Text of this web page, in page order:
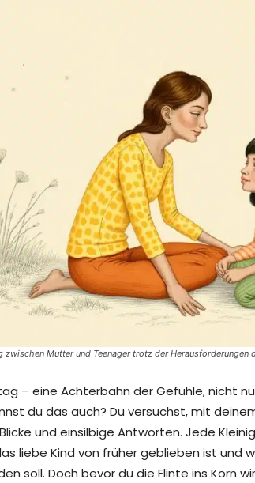
zwischen Mutter und Teenager trotz der Herausforderungen
– eine Achterbahn der Gefühle, nicht
du das auch? Du versuchst, mit
und einsilbige Antworten. Jede
liebe Kind von früher geblieben ist und
soll. Doch bevor du die Flinte ins Korn